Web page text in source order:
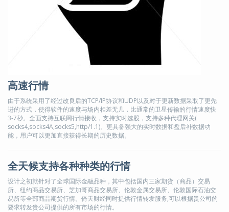
高速行情
由于系统采用了经过改良后的TCP/IP协议和UDP以及对于更新数据采取了更先
进的方式，使得软件的速度与场内相差无几，比通常的卫星传输的行情速度快
3-7秒。全面支持互联网行情接收，支持实时选股，支持多种代理网关(
socks4,socks4A,socks5,http/1.1)。更具备强大的实时数据和盘后补数据功
能，用户可以更加直接获得长期的历史数据。
全天候支持各种种类的行情
设计之初就针对了全球国际金融品种，其中包括国内三家期货（商品）交易
所、纽约商品交易所、芝加哥商品交易所、伦敦金属交易所、伦敦国际石油交
易所等全部商品期货行情。倚天财经同时提供行情转发服务,可以根据贵公司的
要求转发贵公司提供的所有市场的行情。